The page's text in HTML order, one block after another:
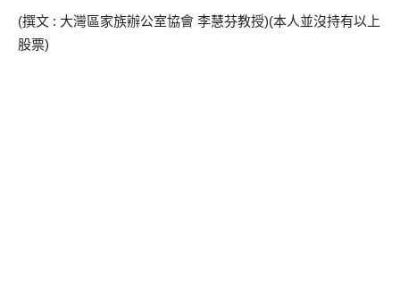
(撰文 : 大灣區家族辦公室協會 李慧芬教授)(本人並沒持有以上
股票)